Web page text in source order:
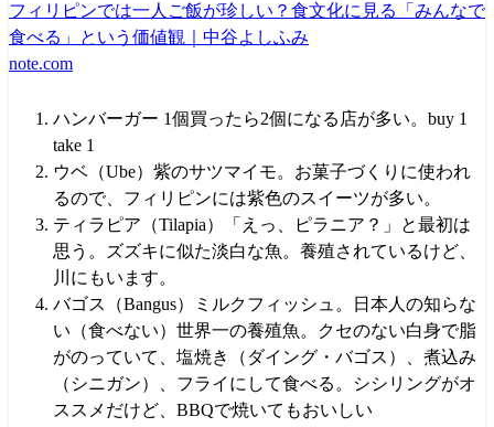
フィリピンでは一人ご飯が珍しい？食文化に見る「みんなで
食べる」という価値観｜中谷よしふみ
note.com
ハンバーガー 1個買ったら2個になる店が多い。buy 1
take 1
ウベ（Ube）紫のサツマイモ。お菓子づくりに使われ
るので、フィリピンには紫色のスイーツが多い。
ティラピア（Tilapia）「えっ、ピラニア？」と最初は
思う。ズズキに似た淡白な魚。養殖されているけど、
川にもいます。
バゴス（Bangus）ミルクフィッシュ。日本人の知らな
い（食べない）世界一の養殖魚。クセのない白身で脂
がのっていて、塩焼き（ダイング・バゴス）、煮込み
（シニガン）、フライにして食べる。シシリングがオ
ススメだけど、BBQで焼いてもおいしい